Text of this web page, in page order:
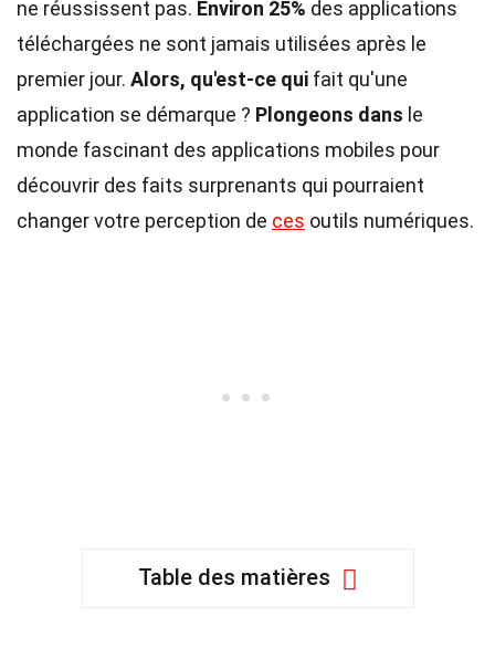
ne réussissent pas. Environ 25% des applications
téléchargées ne sont jamais utilisées après le
premier jour. Alors, qu'est-ce qui fait qu'une
application se démarque ? Plongeons dans le
monde fascinant des applications mobiles pour
découvrir des faits surprenants qui pourraient
changer votre perception de ces outils numériques.
Table des matières